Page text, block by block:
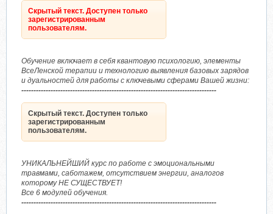
Скрытый текст. Доступен только
зарегистрированным
пользователям.
Обучение включает в себя квантовую психологию, элементы
ВсеЛенской терапии и технологию выявления базовых зарядов
и дуальностей для работы с ключевыми сферами Вашей жизни:
--------------------------------------------------------------------------------
Скрытый текст. Доступен только
зарегистрированным
пользователям.
УНИКАЛЬНЕЙШИЙ курс по работе с эмоциональными
травмами, саботажем, отсутствием энергии, аналогов
которому НЕ СУЩЕСТВУЕТ!
Все 6 модулей обучения.
--------------------------------------------------------------------------------